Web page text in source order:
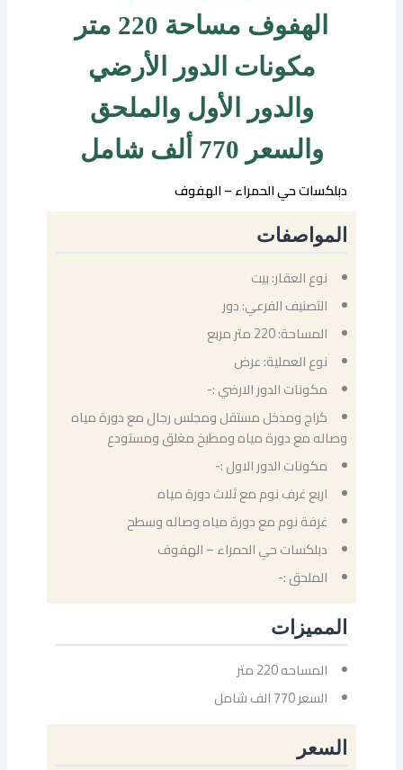
الهفوف مساحة 220 متر
مكونات الدور الأرضي
والدور الأول والملحق
والسعر 770 ألف شامل
دبلكسات حي الحمراء – الهفوف
المواصفات
نوع العقار: بيت
التصنيف الفرعي: دور
المساحة: 220 متر مربع
نوع العملية: عرض
مكونات الدور الارضي :-
كراج ومدخل مستقل ومجلس رجال مع دورة مياه
وصاله مع دورة مياه ومطبخ مغلق ومستودع
مكونات الدور الاول :-
اربع غرف نوم مع ثلاث دورة مياه
غرفة نوم مع دورة مياه وصاله وسطح
دبلكسات حي الحمراء – الهفوف
الملحق :-
المميزات
المساحه 220 متر
السعر 770 الف شامل
السعر